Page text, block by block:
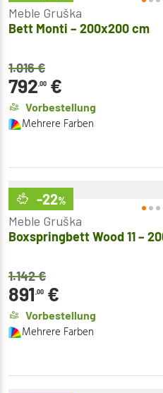
Meble Gruška
Bett Monti – 200x200 cm
1.016€
792,00 €
Vorbestellung
Mehrere Farben
-22%
Meble Gruška
Boxspringbett Wood 11 –
1.142€
891 ,00 €
Vorbestellung
Mehrere Farben